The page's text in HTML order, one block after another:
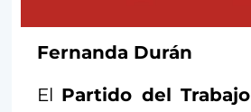
Fernanda Durán
El Partido del Trabajo